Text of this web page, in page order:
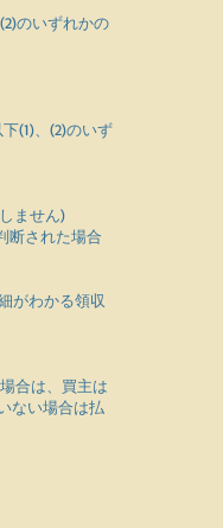
のいずれかの
(1)、(2)のいず
ません)
断された場合
がわかる領収
合は、買主は
ない場合は払